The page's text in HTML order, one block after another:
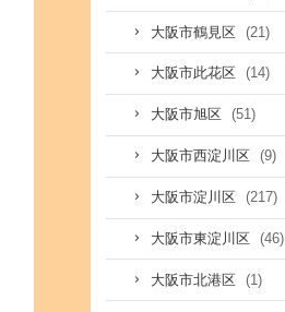
大阪市鶴見区 (21)
大阪市此花区 (14)
大阪市旭区 (51)
大阪市西淀川区 (9)
大阪市淀川区 (217)
大阪市東淀川区 (46)
大阪市北港区 (1)